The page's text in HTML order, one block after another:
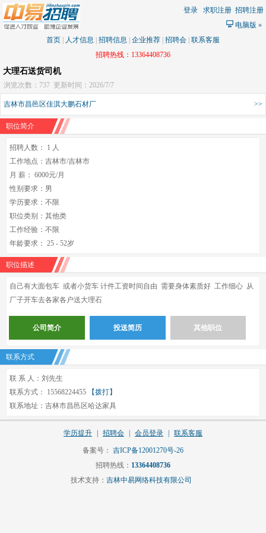
登录 求职注册 招聘注册
电脑版 »
首页
人才信息 招聘信息 企业推荐 招聘会 联系客服
招聘热线：13364408736
大理石送货司机
浏览次数：737 更新时间：2026/7/7
>>
吉林市昌邑区佳淇大鹏石材厂
职位简介
招聘人数： 1 人
工作地点：吉林市/吉林市
月 薪： 6000元/月
性别要求：男
学历要求：不限
职位类别：其他类
工作经验：不限
年龄要求： 25 - 52岁
职位描述
自己有大面包车 或者小货车 计件工资时间自由 需要身体素质好 工作细心 从
厂子开车去各家各户送大理石
公司简介 投送简历 其他职位
联系方式
联 系 人：刘先生
联系方式： 15568224455
【拨打】
联系地址：吉林市昌邑区哈达家具
学历提升 招聘会 会员登录 联系客服
备案号： 吉ICP备12001270号-26
招聘热线： 13364408736
技术支持： 吉林中易网络科技有限公司